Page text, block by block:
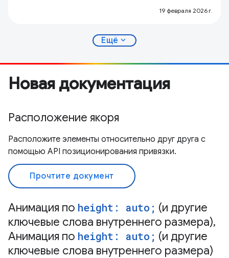
19 февраля 2026 г.
Ещё expand_more
Новая документация
Расположение якоря
Расположите элементы относительно друг друга с
помощью API позиционирования привязки.
Прочтите документ
Анимация по height: auto; (и другие
ключевые слова внутреннего размера),
Анимация по height: auto; (и другие
ключевые слова внутреннего размера)